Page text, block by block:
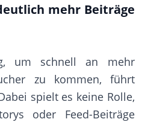
mehr Beiträge
um schnell an mehr
zu kommen, führt
spielt es keine Rolle,
oder Feed-Beiträge